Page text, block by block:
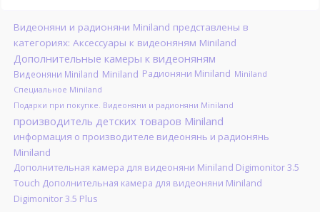
Видеоняни и радионяни Miniland представлены в
категориях: Аксессуары к видеоняням Miniland
Дополнительные камеры к видеоняням
Видеоняни Miniland Miniland Радионяни Miniland Miniland
Специальное Miniland
Подарки при покупке. Видеоняни и радионяни Miniland
производитель детских товаров Miniland
информация о производителе видеонянь и радионянь
Miniland
Дополнительная камера для видеоняни Miniland Digimonitor 3.5
Touch Дополнительная камера для видеоняни Miniland
Digimonitor 3.5 Plus